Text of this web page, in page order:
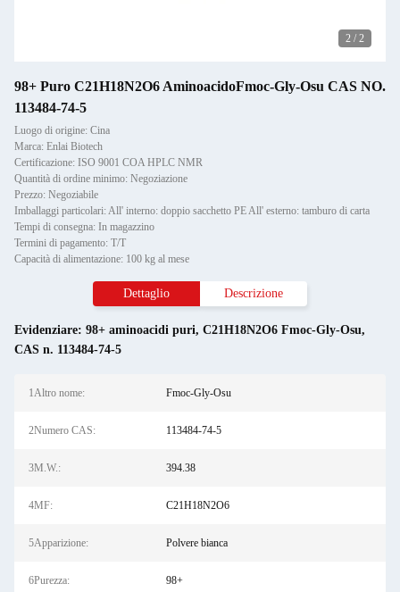
2 / 2
98+ Puro C21H18N2O6 AminoacidoFmoc-Gly-Osu CAS NO.
113484-74-5
Luogo di origine: Cina
Marca: Enlai Biotech
Certificazione: ISO 9001 COA HPLC NMR
Quantità di ordine minimo: Negoziazione
Prezzo: Negoziabile
Imballaggi particolari: All' interno: doppio sacchetto PE All' esterno: tamburo di carta
Tempi di consegna: In magazzino
Termini di pagamento: T/T
Capacità di alimentazione: 100 kg al mese
Dettaglio Descrizione
Evidenziare: 98+ aminoacidi puri, C21H18N2O6 Fmoc-Gly-Osu,
CAS n. 113484-74-5
1Altro nome: Fmoc-Gly-Osu
2Numero CAS: 113484-74-5
3M.W.: 394.38
4MF: C21H18N2O6
5Apparizione: Polvere bianca
6Purezza: 98+